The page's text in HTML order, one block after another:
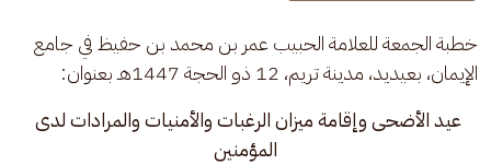
خطبة الجمعة للعلامة الحبيب عمر بن محمد بن حفيظ في جامع
الإيمان، بعيديد، مدينة تريم، 12 ذو الحجة 1447هـ بعنوان:
عيد الأضحى وإقامة ميزان الرغبات والأمنيات والمرادات لدى
المؤمنين